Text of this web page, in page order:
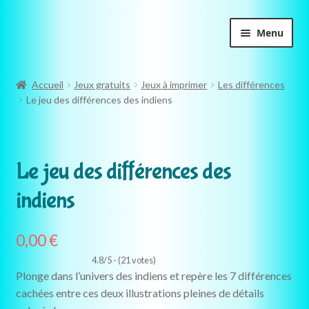
navigation
Menu
Boutique
Enquêtes
Cahiers activités
Mini-kits
Accueil Jeux gratuits Jeux à imprimer
Les différences
Le jeu des différences des indiens
Le jeu des différences des
indiens
0,00€
4.8/5 - (21 votes)
Plonge dans l’univers des indiens et repère les 7 différences
cachées entre ces deux illustrations pleines de détails